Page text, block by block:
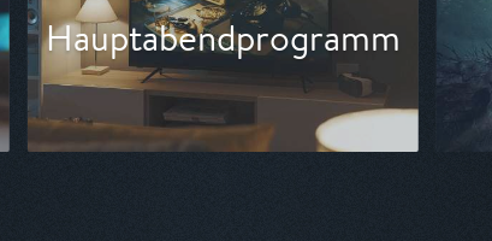
Blockbuster